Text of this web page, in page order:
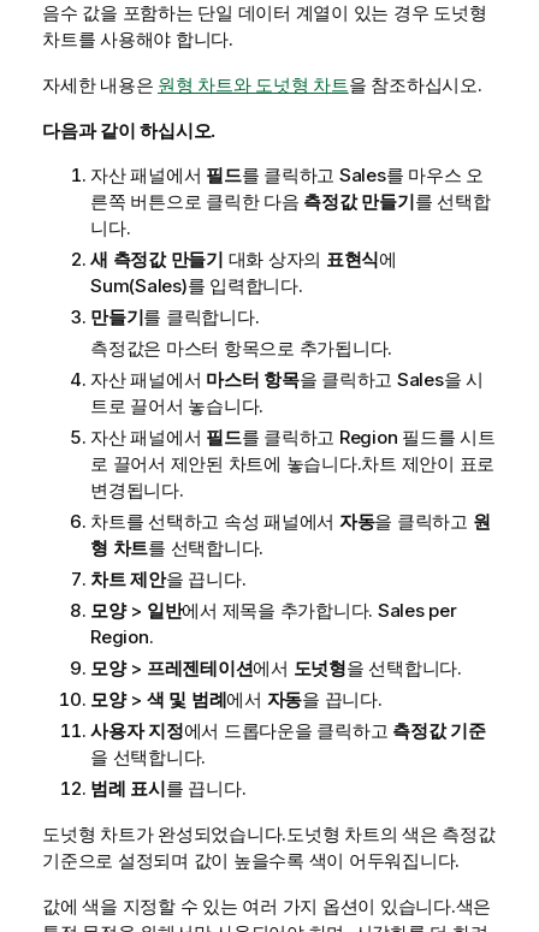
음수 값을 포함하는 단일 데이터 계열이 있는 경우 도넛형
차트를 사용해야 합니다.
자세한 내용은 원형 차트와 도넛형 차트을 참조하십시오.
다음과 같이 하십시오.
자산 패널에서 필드를 클릭하고 Sales를 마우스 오
른쪽 버튼으로 클릭한 다음 측정값 만들기를 선택합
니다.
새 측정값 만들기 대화 상자의 표현식에
Sum(Sales)를 입력합니다.
만들기를 클릭합니다.
측정값은 마스터 항목으로 추가됩니다.
자산 패널에서 마스터 항목을 클릭하고 Sales을 시
트로 끌어서 놓습니다.
자산 패널에서 필드를 클릭하고 Region 필드를 시트
로 끌어서 제안된 차트에 놓습니다.차트 제안이 표로
변경됩니다.
차트를 선택하고 속성 패널에서 자동을 클릭하고 원
형 차트를 선택합니다.
차트 제안을 끕니다.
모양> 일반에서 제목을 추가합니다. Sales per
Region.
모양> 프레젠테이션에서 도넛형을 선택합니다.
모양> 색 및 범례에서 자동을 끕니다.
사용자 지정에서 드롭다운을 클릭하고 측정값 기준
을 선택합니다.
범례 표시를 끕니다.
도넛형 차트가 완성되었습니다.도넛형 차트의 색은 측정값
기준으로 설정되며 값이 높을수록 색이 어두워집니다.
값에 색을 지정할 수 있는 여러 가지 옵션이 있습니다.색은